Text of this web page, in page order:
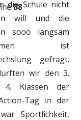
88
die Schule nicht
will und die
sooo langsam
ist
gefragt.
wir den 3.
4. Klassen der
Tag in der
Sportlichkeit,